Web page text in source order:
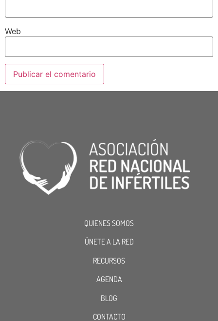
Web
QUIENES SOMOS
ÚNETE A LA RED
RECURSOS
AGENDA
BLOG
CONTACTO